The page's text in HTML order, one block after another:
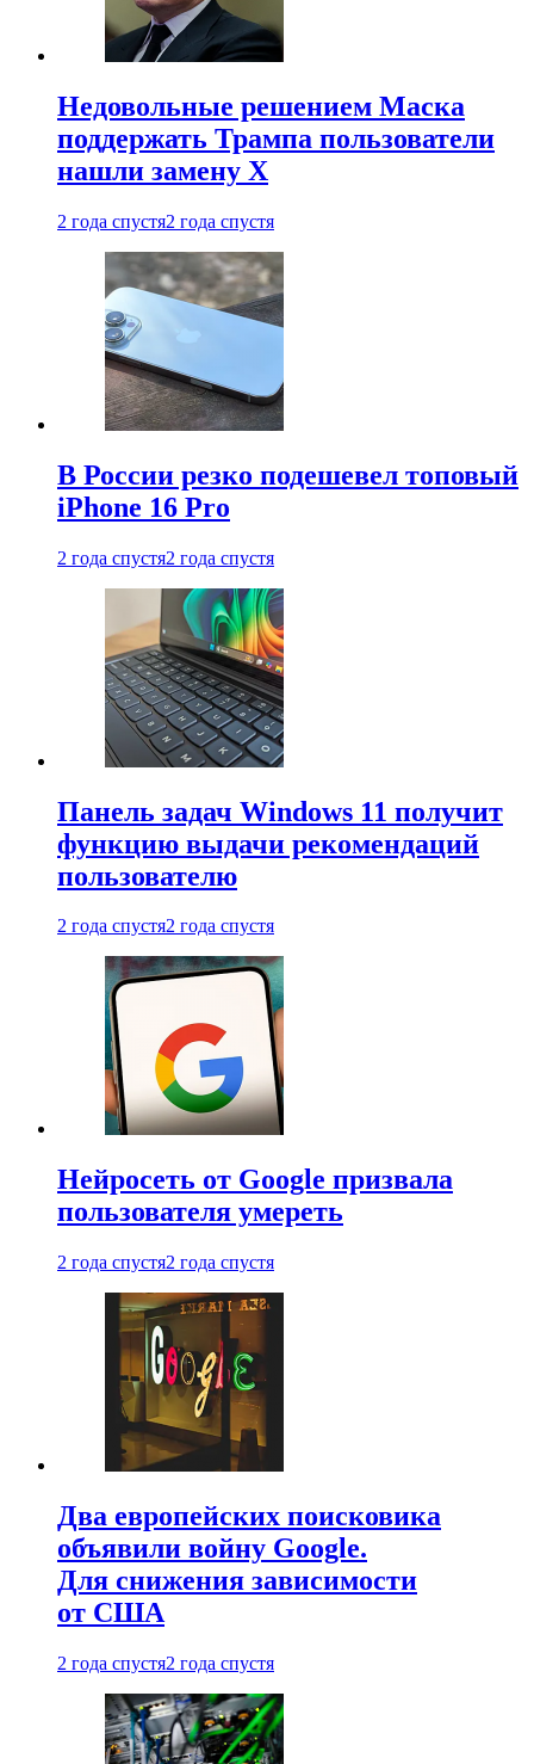
Недовольные решением Маска
поддержать Трампа пользователи
нашли замену X
2 года спустя2 года спустя
В России резко подешевел топовый
iPhone 16 Pro
2 года спустя2 года спустя
Панель задач Windows 11 получит
функцию выдачи рекомендаций
пользователю
2 года спустя2 года спустя
Нейросеть от Google призвала
пользователя умереть
2 года спустя2 года спустя
Два европейских поисковика
объявили войну Google.
Для снижения зависимости
от США
2 года спустя2 года спустя